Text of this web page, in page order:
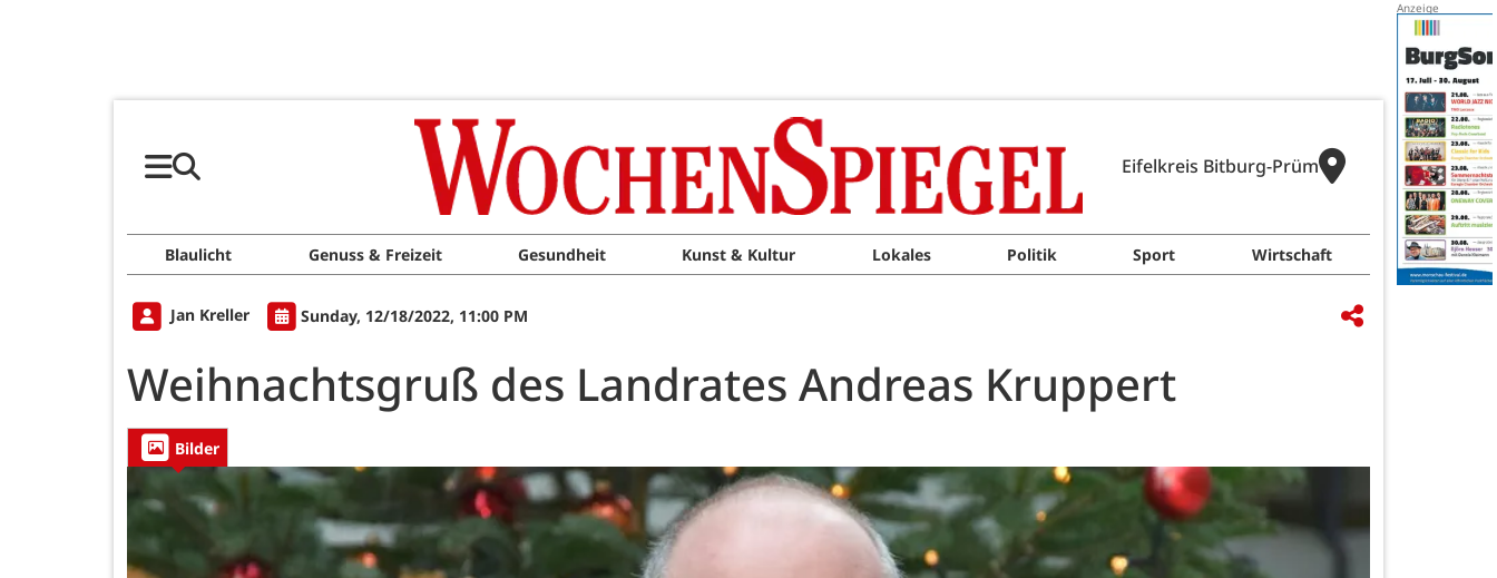
Eifelkreis Bitburg-Prüm
Blaulicht Genuss & Freizeit Gesundheit Kunst & Kultur Lokales Politik Sport Wirtschaft
Jan Kreller Sunday, 12/18/2022, 11:00 PM
Weihnachtsgruß des Landrates Andreas Kruppert
Bilder